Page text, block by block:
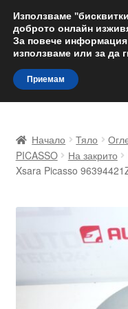
Skip
to
navigation
Skip
to
content
Доставка по целия
Начало Тяло
PICASSO
На закрито
Xsara Picasso
Използваме
доброто онлайн
За повече
използваме или за да
Приемам